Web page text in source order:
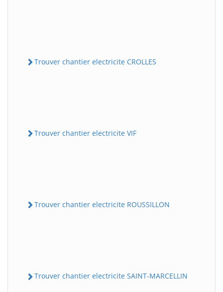
Trouver chantier electricite CROLLES
Trouver chantier electricite VIF
Trouver chantier electricite ROUSSILLON
Trouver chantier electricite SAINT-MARCELLIN